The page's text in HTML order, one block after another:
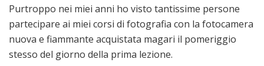
Purtroppo nei miei anni ho visto tantissime persone
partecipare ai miei corsi di fotografia con la fotocamera
nuova e fiammante acquistata magari il pomeriggio
stesso del giorno della prima lezione.